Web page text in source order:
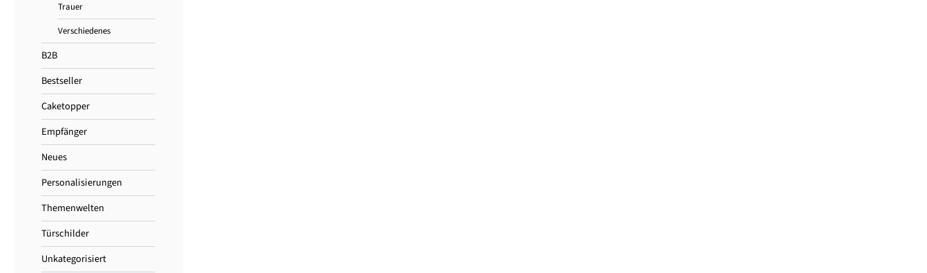
Trauer
Verschiedenes
B2B
Bestseller
Caketopper
Empfänger
Neues
Personalisierungen
Themenwelten
Türschilder
Unkategorisiert